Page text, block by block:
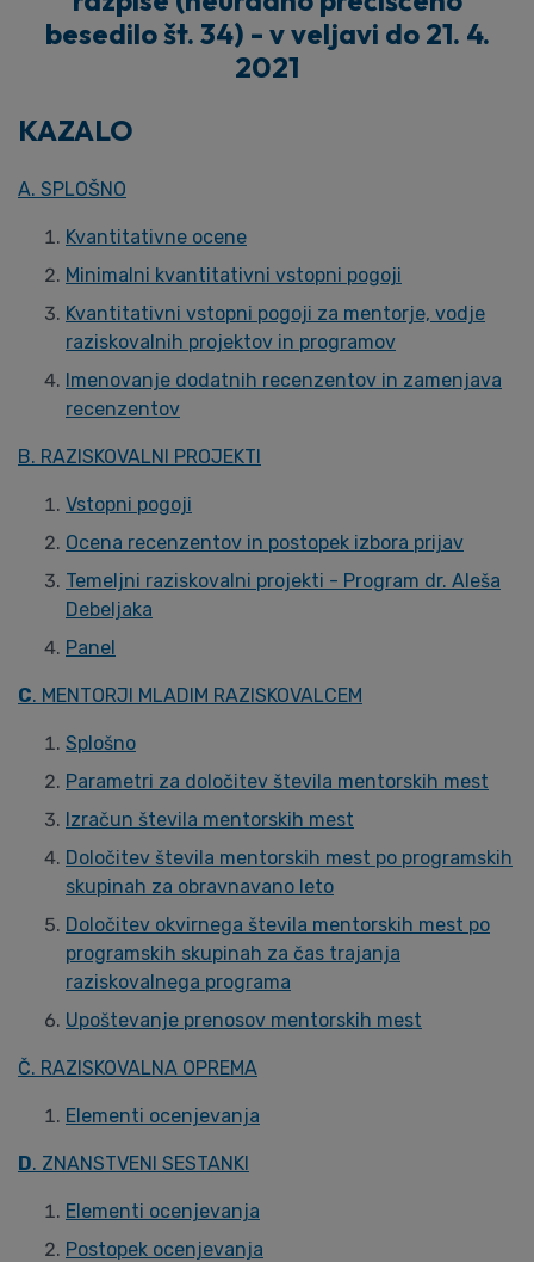
besedilo št. 34) - v veljavi do 21. 4.
2021
KAZALO
A. SPLOŠNO
Kvantitativne ocene
Minimalni kvantitativni vstopni pogoji
Kvantitativni vstopni pogoji za mentorje, vodje
raziskovalnih projektov in programov
Imenovanje dodatnih recenzentov in zamenjava
recenzentov
B. RAZISKOVALNI PROJEKTI
Vstopni pogoji
Ocena recenzentov in postopek izbora prijav
Temeljni raziskovalni projekti - Program dr. Aleša
Debeljaka
Panel
C. MENTORJI MLADIM RAZISKOVALCEM
Splošno
Parametri za določitev števila mentorskih mest
Izračun števila mentorskih mest
Določitev števila mentorskih mest po programskih
skupinah za obravnavano leto
Določitev okvirnega števila mentorskih mest po
programskih skupinah za čas trajanja
raziskovalnega programa
Upoštevanje prenosov mentorskih mest
Č. RAZISKOVALNA OPREMA
Elementi ocenjevanja
D. ZNANSTVENI SESTANKI
Elementi ocenjevanja
Postopek ocenjevanja